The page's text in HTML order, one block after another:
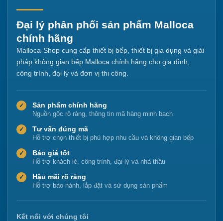
Đại lý phân phối sản phẩm Malloca
chính hãng
Malloca-Shop cung cấp thiết bị bếp, thiết bị gia dụng và giải
pháp không gian bếp Malloca chính hãng cho gia đình,
công trình, đại lý và đơn vị thi công.
✓ Sản phẩm chính hãng
Nguồn gốc rõ ràng, thông tin mã hàng minh bạch
✓ Tư vấn đúng mã
Hỗ trợ chọn thiết bị phù hợp nhu cầu và không gian bếp
✓ Báo giá tốt
Hỗ trợ khách lẻ, công trình, đại lý và nhà thầu
✓ Hậu mãi rõ ràng
Hỗ trợ bảo hành, lắp đặt và sử dụng sản phẩm
Kết nối với chúng tôi